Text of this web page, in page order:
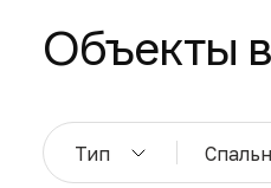
Объекты
Тип